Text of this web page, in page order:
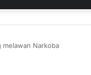
melawan Narkoba